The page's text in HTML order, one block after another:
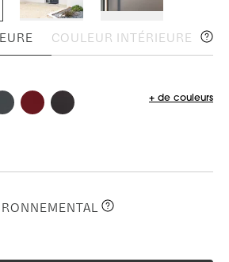
COULEUR INTÉRIEURE
+ de couleurs